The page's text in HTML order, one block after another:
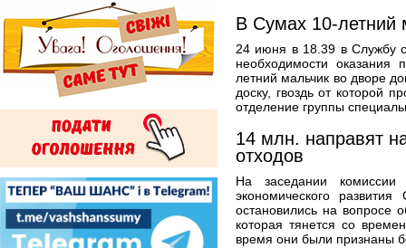
В Сумах 10-летний
24 июня в 18.39 в Службу
необходимости
летний мальчик во дворе
доску, гвоздь от которой
отделение группы
14 млн. направят
отходов
На заседании
экономического
остановились на вопросе
которая тянется со
время они были признаны